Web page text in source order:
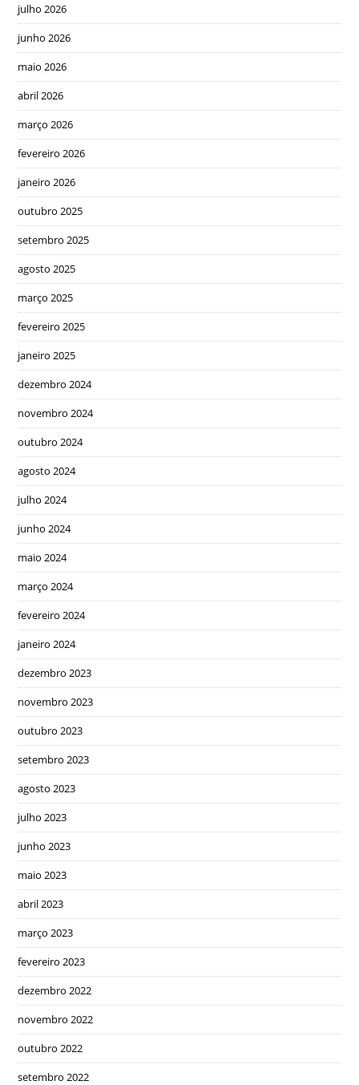
julho 2026
junho 2026
maio 2026
abril 2026
março 2026
fevereiro 2026
janeiro 2026
outubro 2025
setembro 2025
agosto 2025
março 2025
fevereiro 2025
janeiro 2025
dezembro 2024
novembro 2024
outubro 2024
agosto 2024
julho 2024
junho 2024
maio 2024
março 2024
fevereiro 2024
janeiro 2024
dezembro 2023
novembro 2023
outubro 2023
setembro 2023
agosto 2023
julho 2023
junho 2023
maio 2023
abril 2023
março 2023
fevereiro 2023
dezembro 2022
novembro 2022
outubro 2022
setembro 2022